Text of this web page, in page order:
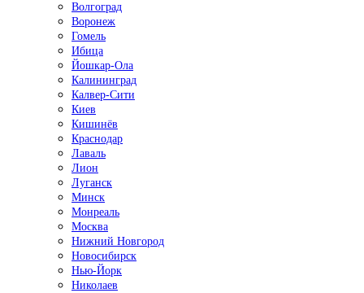
Волгоград
Воронеж
Гомель
Ибица
Йошкар-Ола
Калининград
Калвер-Сити
Киев
Кишинёв
Краснодар
Лаваль
Лион
Луганск
Минск
Монреаль
Москва
Нижний Новгород
Новосибирск
Нью-Йорк
Николаев